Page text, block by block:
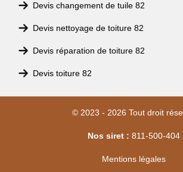
Devis changement de tuile 82
Devis nettoyage de toiture 82
Devis réparation de toiture 82
Devis toiture 82
© 2023 - 2026 Tout droit
Nos siret : 811-500-404
Mentions légales